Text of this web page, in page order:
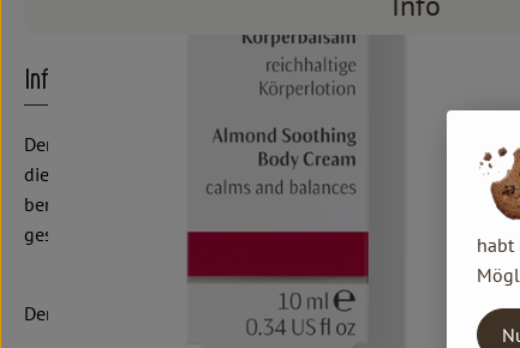
Info
Der reichhaltige Mandel Körperbalsam schickt unsere
die warme und sinnliche Note der Mandelfrucht bald
beruhigendem Johanniskraut und ausgleichendem
geschmeidig anfühlt.
Den Mandel Körperbalsam nach dem Duschen oder Baden
habt